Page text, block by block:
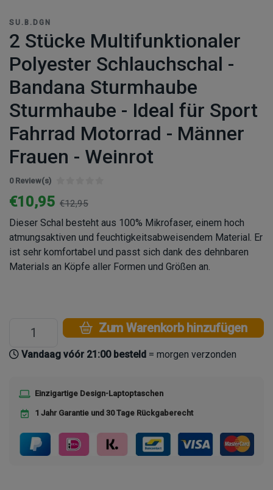
SU.B.DGN
2 Stücke Multifunktionaler
Polyester Schlauchschal -
Bandana Sturmhaube
Sturmhaube - Ideal für Sport
Fahrrad Motorrad - Männer
Frauen - Weinrot
0 Review(s)
€10,95 €12,95
Dieser Schal besteht aus 100% Mikrofaser, einem hoch
atmungsaktiven und feuchtigkeitsabweisendem Material. Er
ist sehr komfortabel und passt sich dank des dehnbaren
Materials an Köpfe aller Formen und Größen an.
Zum Warenkorb hinzufügen
Vandaag vóór 21:00 besteld = morgen verzonden
Einzigartige Design-Laptoptaschen
1 Jahr Garantie und 30 Tage Rückgaberecht